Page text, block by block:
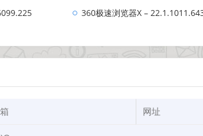
360极速浏览器X –